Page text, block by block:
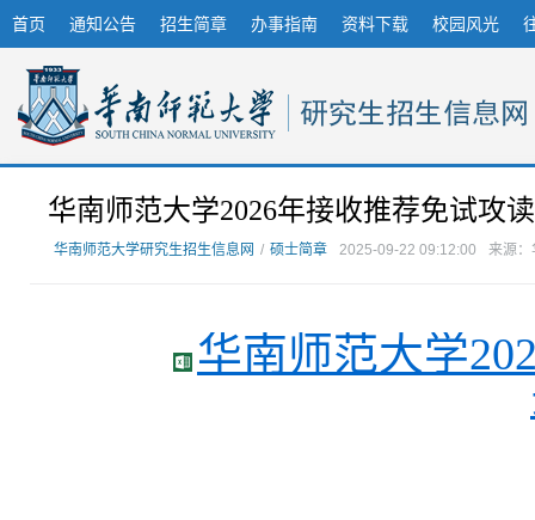
首页 通知公告 招生简章 办事指南 资料下载 校园风光
华南师范大学2026年接收推荐免试攻
华南师范大学研究生招生信息网 / 硕士简章 2025-09-22 09:12:00 来源：
华南师范大学